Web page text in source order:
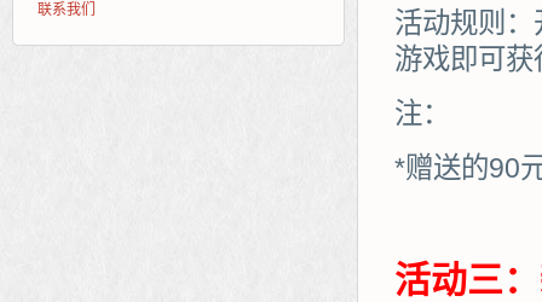
联系我们
活动规则
游戏即可
注：
*赠送的90
活动三